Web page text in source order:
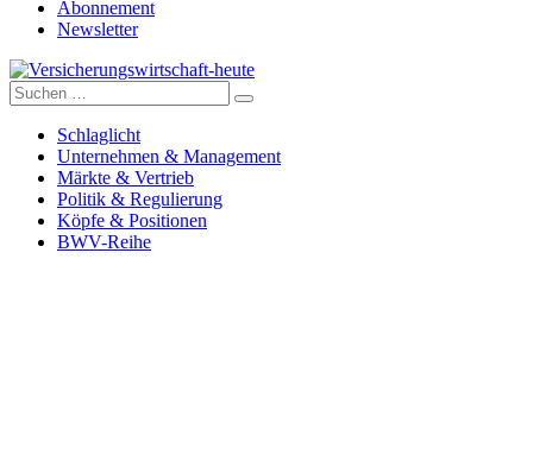
Abonnement
Newsletter
Versicherungswirtschaft-heute
Suche
nach:
Schlaglicht
Unternehmen & Management
Märkte & Vertrieb
Politik & Regulierung
Köpfe & Positionen
BWV-Reihe